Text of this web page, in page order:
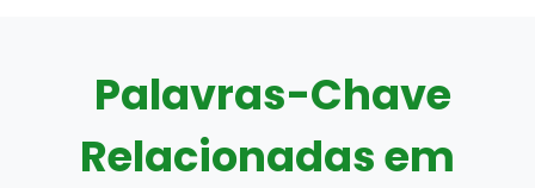
Palavras-Chave
Relacionadas em